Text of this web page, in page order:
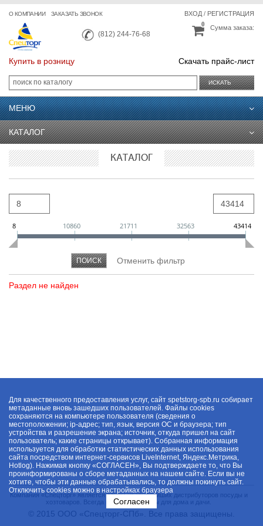
О КОМПАНИИ ЗАКАЗАТЬ ЗВОНОК
(812) 244-76-68
ВХОД/ РЕГИСТРАЦИЯ
Сумма заказа:
0
Купить в розницу Скачать прайс-лист
ИСКАТЬ
МЕНЮ
КАТАЛОГ
КАТАЛОГ
8 10860 21711 32563 43414
Раздел не найден
Компания «Спецторг» является одним из крупнейших дистрибуторов посуды и
хозтоваров. Всегда в наличии товары для дома и дачи.
© 2015 ООО «Спецторг-СПб». Все права защищены.
Для качественного предоставления услуг, сайт spetstorg-spb.ru собирает
метаданные вновь зашедших пользователей. Файлы cookies
сохраняются на компьютере пользователя (сведения о
местоположении; ip-адрес; тип, язык, версия ОС и браузера; тип
устройства и разрешение экрана; источник, откуда пришел на сайт
пользователь; какие страницы открывает). Собранная информация
используется для обработки статистических данных использования
сайта посредством интернет-сервисов LiveInternet, Яндекс.Метрика,
Hotlog). Нажимая кнопку «СОГЛАСЕН», Вы подтверждаете то, что Вы
проинформированы о сборе метаданных на нашем сайте. Если вы не
хотите, чтобы эти данные обрабатывались, то должны покинуть сайт.
Отключить cookies можно в настройках браузера
Согласен